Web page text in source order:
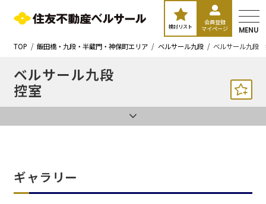
検討リスト
会員登録
マイページ
MENU
TOP
飯田橋・九段・半蔵門・神保町エリア ベルサール九段 ベルサール九段
ベルサール九段
控室
ギャラリー